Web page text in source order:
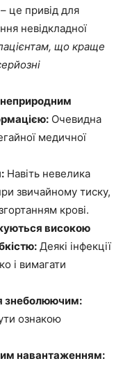
це привід для
невідкладної
що краще
Очевидна
медичної
Навіть невелика
звичайному тиску,
крові.
високою
Деякі інфекції
і вимагати
знеболюючим:
ознакою
навантаженням: